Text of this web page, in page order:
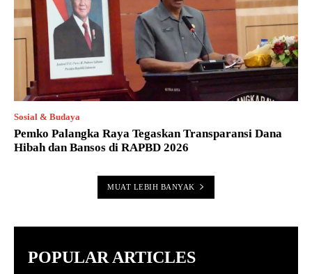
Sosial & Budaya
Pemko Palangka Raya Tegaskan Transparansi Dana
Hibah dan Bansos di RAPBD 2026
MUAT LEBIH BANYAK
POPULAR ARTICLES